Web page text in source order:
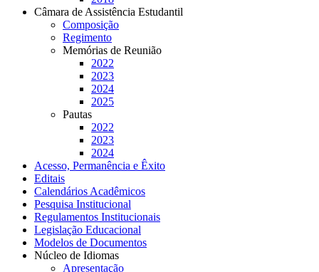
Câmara de Assistência Estudantil
Composição
Regimento
Memórias de Reunião
2022
2023
2024
2025
Pautas
2022
2023
2024
Acesso, Permanência e Êxito
Editais
Calendários Acadêmicos
Pesquisa Institucional
Regulamentos Institucionais
Legislação Educacional
Modelos de Documentos
Núcleo de Idiomas
Apresentação